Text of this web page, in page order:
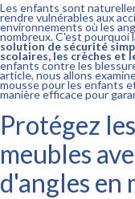
Les enfants sont
rendre vulnérables aux
environnements où les
nombreux. C'est pourquoi
solution de sécurité
scolaires, les crèches et
enfants contre les
article, nous allons
mousse pour les enfants
manière efficace pour
Protégez
meubles
d'angles en